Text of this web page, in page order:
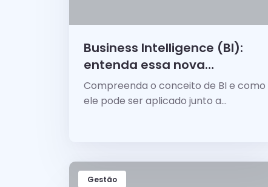
Business Intelligence (BI):
entenda essa nova
estratégia!
Compreenda o conceito de BI e como
ele pode ser aplicado junto a
Gestão